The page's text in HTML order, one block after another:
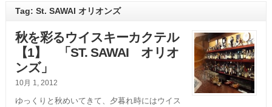
Tag: St. SAWAI オリオンズ
秋を彩るウイスキーカクテル
【1】 「ST. SAWAI オリオ
ンズ」
10月 1, 2012
ゆっくりと秋めいてきて、夕暮れ時にはウイス